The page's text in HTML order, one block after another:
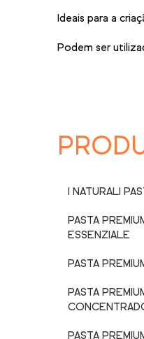
Ideais para a
Podem ser
I NATURALI
PASTA
ESSENZIALE
PASTA
PASTA
PASTA